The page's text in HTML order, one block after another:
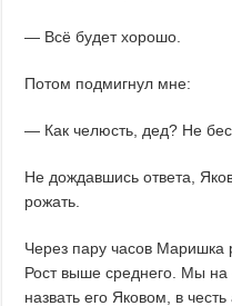
— Всё будет хорошо.
Потом подмигнул мне:
— Как челюсть, дед? Не
Не дождавшись ответа,
рожать.
Через пару часов Маришка
Рост выше среднего. Мы
назвать его Яковом, в честь